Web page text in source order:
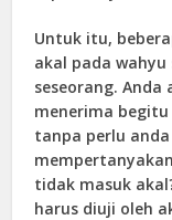
Untuk itu,
akal pada
seseorang.
menerima
tanpa perlu
tidak masuk
harus diuji oleh